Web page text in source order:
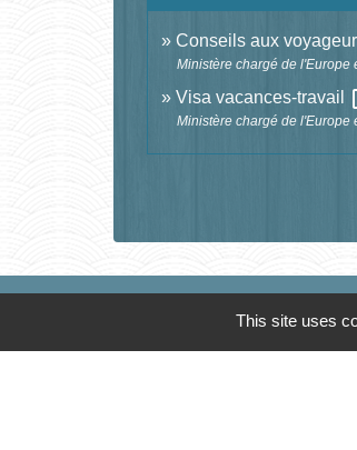
Conseils aux
Ministère chargé de l'Europe
Visa vacances-travail
Ministère chargé de l'Europe
This site uses